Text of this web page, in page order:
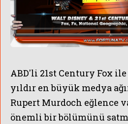
ABD'li 21st Century Fox ile
yıldır en büyük medya
Rupert Murdoch eğlence
önemli bir bölümünü